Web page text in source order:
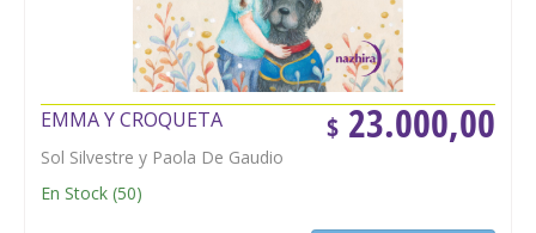
$ 23.000,00
EMMA Y CROQUETA
Sol Silvestre y Paola De Gaudio
En Stock (50)